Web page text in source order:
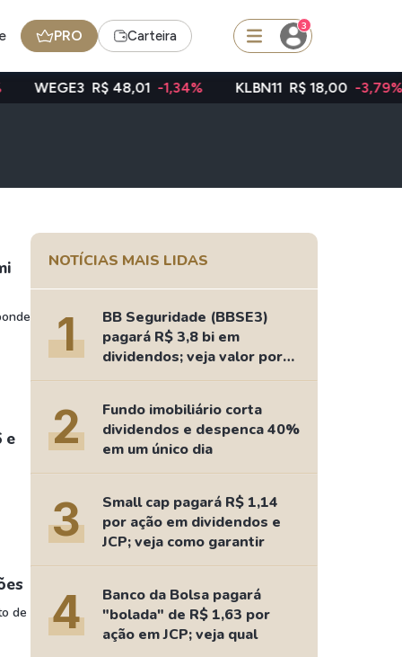
PRO Carteira
3
- BNB
Ideias
Agenda de Dividendos
Radar do Dividendo Inteligente
Carteiras Recomendadas
Comparador de Ativos
As Ações Mais Buscadas
Guia do Iniciante
R$ 48,01 -1,34% KLBN11 R$ 18,00 -3,79%
e
de
NOTÍCIAS MAIS LIDAS
1
BB Seguridade (BBSE3)
pagará R$ 3,8 bi em
dividendos; veja valor por
ação
2
Fundo imobiliário corta
dividendos e despenca 40%
em um único dia
3
Small cap pagará R$ 1,14
por ação em dividendos e
JCP; veja como garantir
4
Banco da Bolsa pagará
"bolada" de R$ 1,63 por
ação em JCP; veja qual